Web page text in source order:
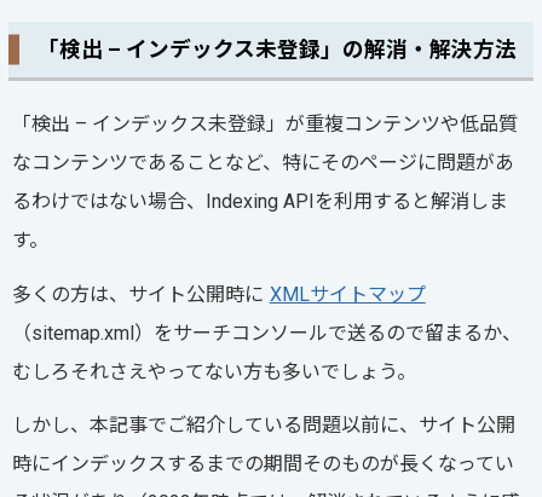
「検出 – インデックス未登録」の解消・解決方法
「検出 – インデックス未登録」が重複コンテンツや低品質
なコンテンツであることなど、特にそのページに問題があ
るわけではない場合、Indexing APIを利用すると解消しま
す。
多くの方は、サイト公開時に XMLサイトマップ
（sitemap.xml）をサーチコンソールで送るので留まるか、
むしろそれさえやってない方も多いでしょう。
しかし、本記事でご紹介している問題以前に、サイト公開
時にインデックスするまでの期間そのものが長くなってい